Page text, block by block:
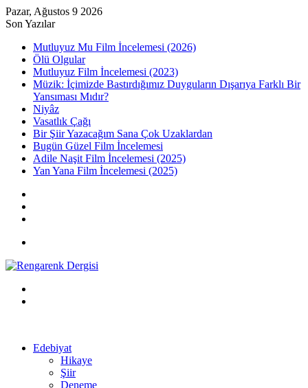
Pazar, Ağustos 9 2026
Son Yazılar
Mutluyuz Mu Film İncelemesi (2026)
Ölü Olgular
Mutluyuz Film İncelemesi (2023)
Müzik: İçimizde Bastırdığımız Duyguların Dışarıya Farklı Bir
Yansıması Mıdır?
Niyâz
Vasatlık Çağı
Bir Şiir Yazacağım Sana Çok Uzaklardan
Bugün Güzel Film İncelemesi
Adile Naşit Film İncelemesi (2025)
Yan Yana Film İncelemesi (2025)
Edebiyat
Hikaye
Şiir
Deneme